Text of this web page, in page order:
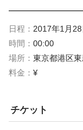
日程： 2017年1月28
時間： 00:00
場所： 東京都港区
料金： ¥
チケット